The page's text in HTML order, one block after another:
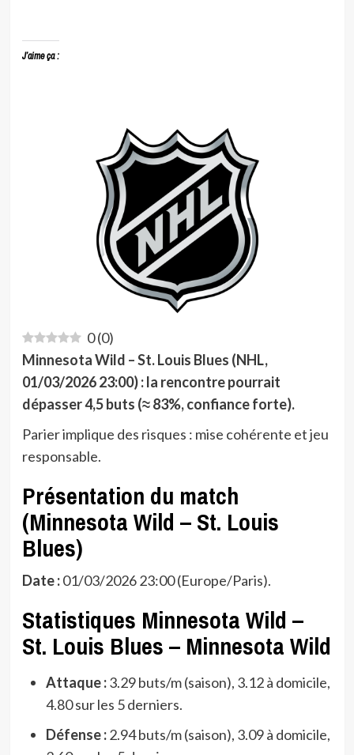
J’aime ça :
0(0)
Minnesota Wild – St. Louis Blues (NHL,
01/03/2026 23:00) : la rencontre pourrait
dépasser 4,5 buts (≈ 83%, confiance forte).
Parier implique des risques : mise cohérente et jeu
responsable.
Présentation du match
(Minnesota Wild – St. Louis
Blues)
Date :01/03/2026 23:00 (Europe/Paris).
Statistiques Minnesota Wild –
St. Louis Blues – Minnesota Wild
Attaque :3.29 buts/m (saison), 3.12 à domicile,
4.80 sur les 5 derniers.
Défense :2.94 buts/m (saison), 3.09 à domicile,